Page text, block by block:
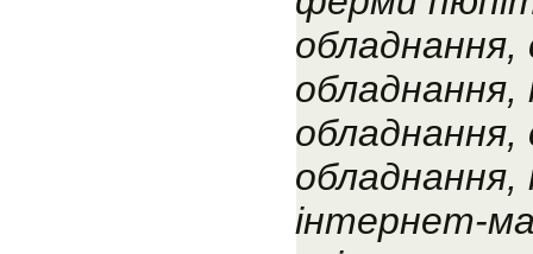
обладнання,
обладнання,
обладнання,
обладнання,
інтернет-